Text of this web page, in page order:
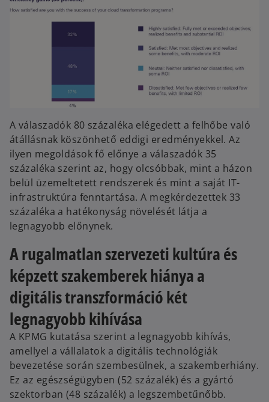
A válaszadók 80 százaléka elégedett a felhőbe való
átállásnak köszönhető eddigi eredményekkel. Az
ilyen megoldások fő előnye a válaszadók 35
százaléka szerint az, hogy olcsóbbak, mint a házon
belül üzemeltetett rendszerek és mint a saját IT-
infrastruktúra fenntartása. A megkérdezettek 33
százaléka a hatékonyság növelését látja a
legnagyobb előnynek.
A rugalmatlan szervezeti kultúra és
képzett szakemberek hiánya a
digitális transzformáció két
legnagyobb kihívása
A KPMG kutatása szerint a legnagyobb kihívás,
amellyel a vállalatok a digitális technológiák
bevezetése során szembesülnek, a szakemberhiány.
Ez az egészségügyben (52 százalék) és a gyártó
szektorban (48 százalék) a legszembetűnőbb.